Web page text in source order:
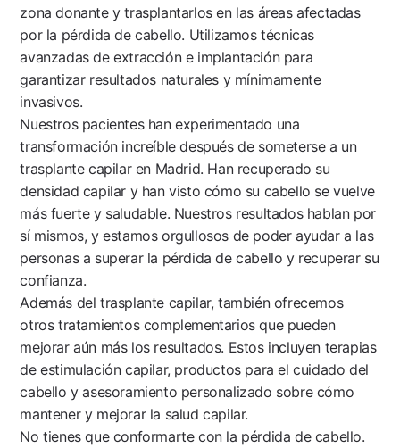
zona donante y trasplantarlos en las áreas afectadas
por la pérdida de cabello. Utilizamos técnicas
avanzadas de extracción e implantación para
garantizar resultados naturales y mínimamente
invasivos.
Nuestros pacientes han experimentado una
transformación increíble después de someterse a un
trasplante capilar en Madrid. Han recuperado su
densidad capilar y han visto cómo su cabello se vuelve
más fuerte y saludable. Nuestros resultados hablan por
sí mismos, y estamos orgullosos de poder ayudar a las
personas a superar la pérdida de cabello y recuperar su
confianza.
Además del trasplante capilar, también ofrecemos
otros tratamientos complementarios que pueden
mejorar aún más los resultados. Estos incluyen terapias
de estimulación capilar, productos para el cuidado del
cabello y asesoramiento personalizado sobre cómo
mantener y mejorar la salud capilar.
No tienes que conformarte con la pérdida de cabello.